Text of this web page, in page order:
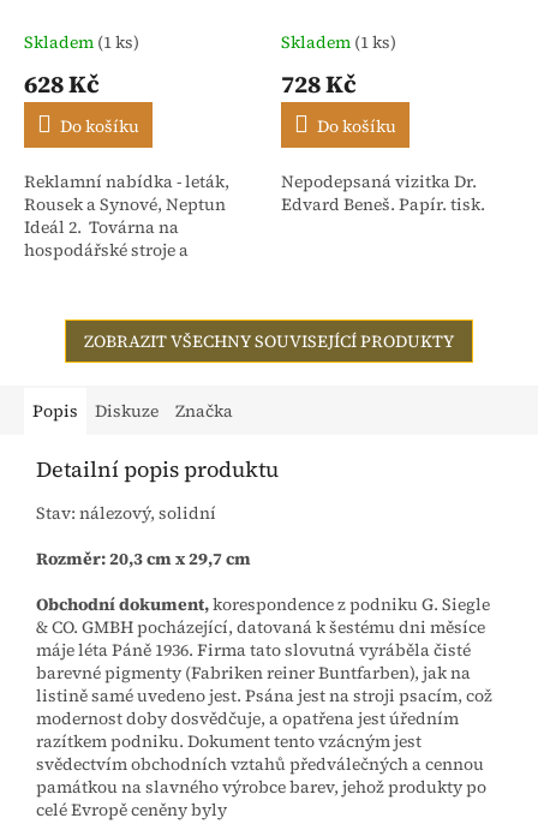
Skladem (1 ks)
628 Kč
Do košíku
Reklamní nabídka - leták,
Rousek a Synové, Neptun
Ideál 2. Továrna na
hospodářské stroje a
Skladem (1 ks)
728 Kč
Do košíku
Nepodepsaná vizitka Dr.
Edvard Beneš. Papír. tisk.
ZOBRAZIT VŠECHNY SOUVISEJÍCÍ PRODUKTY
Popis Diskuze Značka
Detailní popis produktu
Stav: nálezový, solidní
Rozměr: 20,3 cm x 29,7 cm
Obchodní dokument,korespondence z podniku G. Siegle
& CO. GMBH pocházející, datovaná k šestému dni měsíce
máje léta Páně 1936. Firma tato slovutná vyráběla čisté
barevné pigmenty (Fabriken reiner Buntfarben), jak na
listině samé uvedeno jest. Psána jest na stroji psacím, což
modernost doby dosvědčuje, a opatřena jest úředním
razítkem podniku. Dokument tento vzácným jest
svědectvím obchodních vztahů předválečných a cennou
památkou na slavného výrobce barev, jehož produkty po
celé Evropě ceněny byly